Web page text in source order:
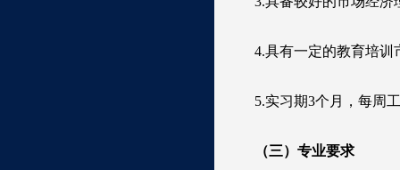
4.具有一定的教育培
5.实习期3个月，每周
（三）专业要求